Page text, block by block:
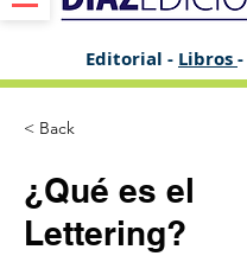
Editorial - Libros-
< Back
¿Qué es el
Lettering?